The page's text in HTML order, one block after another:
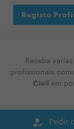
Registo
Receba
profissionais
Civil
em
how_to_reg Pedir